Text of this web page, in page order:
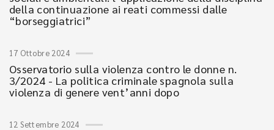
della continuazione ai reati commessi dalle
“borseggiatrici”
17 Ottobre 2024
Osservatorio sulla violenza contro le donne n.
3/2024 - La politica criminale spagnola sulla
violenza di genere vent’anni dopo
12 Settembre 2024